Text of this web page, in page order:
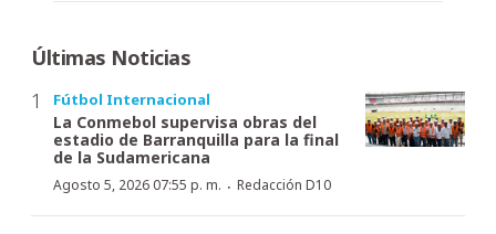
Últimas Noticias
Fútbol Internacional
La Conmebol supervisa obras del
estadio de Barranquilla para la final
de la Sudamericana
Agosto 5, 2026 07:55 p. m. · Redacción D10